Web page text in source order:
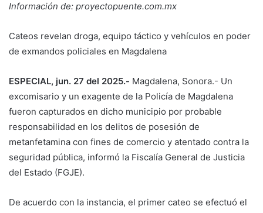
Información de: proyectopuente.com.mx
Cateos revelan droga, equipo táctico y vehículos en poder
de exmandos policiales en Magdalena
ESPECIAL, jun. 27 del 2025.- Magdalena, Sonora.- Un
excomisario y un exagente de la Policía de Magdalena
fueron capturados en dicho municipio por probable
responsabilidad en los delitos de posesión de
metanfetamina con fines de comercio y atentado contra la
seguridad pública, informó la Fiscalía General de Justicia
del Estado (FGJE).
De acuerdo con la instancia, el primer cateo se efectuó el